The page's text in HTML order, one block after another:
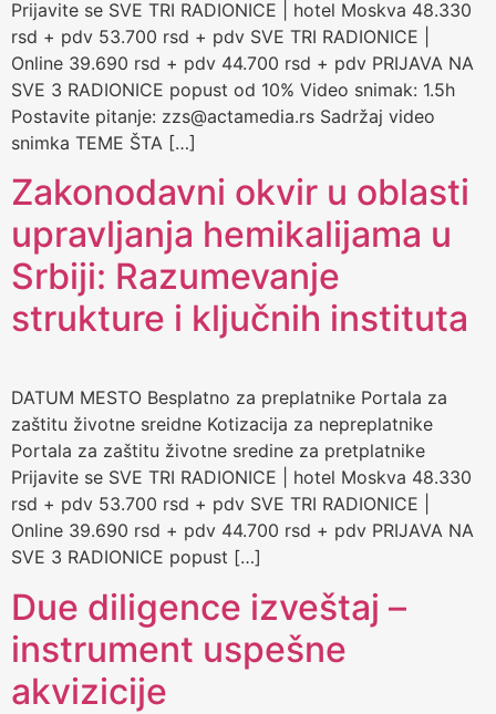
Prijavite se SVE TRI RADIONICE | hotel Moskva 48.330
rsd + pdv 53.700 rsd + pdv SVE TRI RADIONICE |
Online 39.690 rsd + pdv 44.700 rsd + pdv PRIJAVA NA
SVE 3 RADIONICE popust od 10% Video snimak: 1.5h
Postavite pitanje: zzs@actamedia.rs Sadržaj video
snimka TEME ŠTA […]
Zakonodavni okvir u oblasti
upravljanja hemikalijama u
Srbiji: Razumevanje
strukture i ključnih instituta
DATUM MESTO Besplatno za preplatnike Portala za
zaštitu životne sreidne Kotizacija za nepreplatnike
Portala za zaštitu životne sredine za pretplatnike
Prijavite se SVE TRI RADIONICE | hotel Moskva 48.330
rsd + pdv 53.700 rsd + pdv SVE TRI RADIONICE |
Online 39.690 rsd + pdv 44.700 rsd + pdv PRIJAVA NA
SVE 3 RADIONICE popust […]
Due diligence izveštaj –
instrument uspešne
akvizicije